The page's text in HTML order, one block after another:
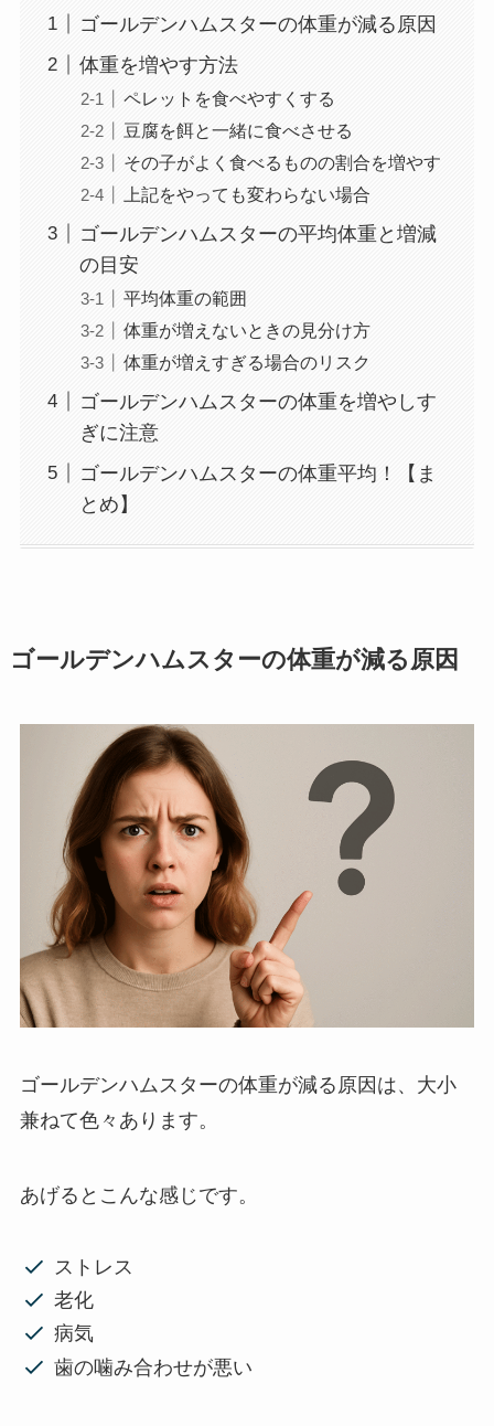
ゴールデンハムスターの体重が減る原因
体重を増やす方法
ペレットを食べやすくする
豆腐を餌と一緒に食べさせる
その子がよく食べるものの割合を増やす
上記をやっても変わらない場合
ゴールデンハムスターの平均体重と増減
の目安
平均体重の範囲
体重が増えないときの見分け方
体重が増えすぎる場合のリスク
ゴールデンハムスターの体重を増やしす
ぎに注意
ゴールデンハムスターの体重平均！【ま
とめ】
ゴールデンハムスターの体重が減る原因
ゴールデンハムスターの体重が減る原因は、大小
兼ねて色々あります。
あげるとこんな感じです。
ストレス
老化
病気
歯の噛み合わせが悪い